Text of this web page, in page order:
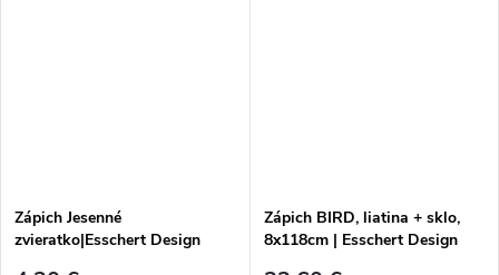
Zápich Jesenné
zvieratko|Esschert Design
Zápich BIRD, liatina + sklo,
8x118cm | Esschert Design